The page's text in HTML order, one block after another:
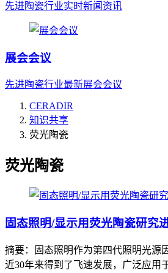
先进陶瓷行业实时新闻资讯
展会会议
先进陶瓷行业最新展会会议
CERADIR
知识共享
荧光陶瓷
荧光陶瓷
固态照明/显示用荧光陶瓷研究
摘要：固态照明作为第四代照明光源
近30年来得到了飞速发展，广泛应用